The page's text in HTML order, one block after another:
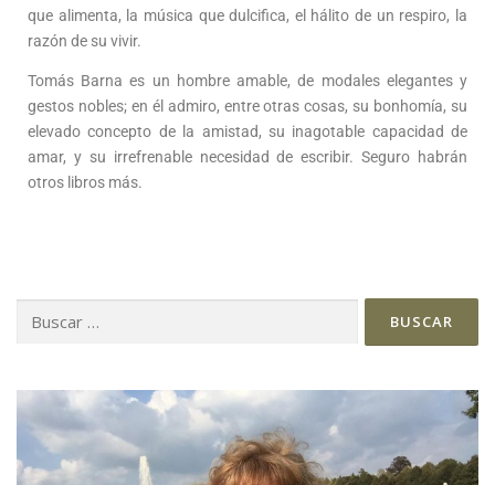
que alimenta, la música que dulcifica, el hálito de un respiro, la
razón de su vivir.
Tomás Barna es un hombre amable, de modales elegantes y
gestos nobles; en él admiro, entre otras cosas, su bonhomía, su
elevado concepto de la amistad, su inagotable capacidad de
amar, y su irrefrenable necesidad de escribir. Seguro habrán
otros libros más.